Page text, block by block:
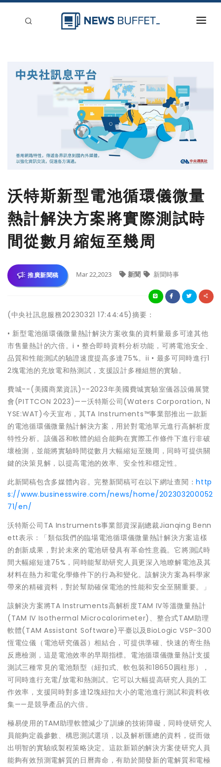
沃特斯新型電池循環儀微量
熱計解決方案將實際測試時
間從數月縮短至幾周
推廣新聞稿 Mar 22,2023 新聞 新聞時事
(中央社訊息服務20230321 17:44:45)摘要：
• 新型電池循環儀微量熱計解決方案收集的資料量最多可達其他
市售量熱計的六倍。i • 整合即時資料分析功能，可將電池安全、
品質和性能測試的驗證速度提高多達75%。ii • 最多可同時進行1
2塊電池的充放電和熱測試，支援設計多種組態的實驗。
費城--(美國商業資訊)--2023年美國費城實驗室儀器設備展覽
會(PITTCON 2023)——沃特斯公司(Waters Corporation, N
YSE:WAT)今天宣布，其TA Instruments™事業部推出一款新
的電池循環儀微量熱計解決方案，用於對電池單元進行高解析度
特性分析。該儀器和軟體的組合能夠在實際工作條件下進行非破
壞檢測，並能將實驗時間從數月大幅縮短至幾周，同時可提供關
鍵的決策見解，以提高電池的效率、安全性和穩定性。
此新聞稿包含多媒體內容。完整新聞稿可在以下網址查閱：http
s://www.businesswire.com/news/home/202303200052
71/en/
沃特斯公司TA Instruments事業部資深副總裁Jianqing Benn
ett表示：「類似我們的臨場電池循環儀微量熱計解決方案這樣
的創新成果，對於未來的電池研發具有革命性意義。它將測試時
間大幅縮短達75%，同時能幫助研究人員更深入地瞭解電池及其
材料在熱力和電化學條件下的行為和變化。該解決方案為科學家
帶來的精確資料，對於幫助確保電池的性能和安全至關重要。」
該解決方案將TA Instruments高解析度TAM IV等溫微量熱計
(TAM IV Isothermal Microcalorimeter)、整合式TAM助理
軟體(TAM Assistant Software)平臺以及BioLogic VSP-300
恆電位儀（電池研究儀器）相結合，可提供準確、快速的寄生熱
反應檢測，這是電池效率的早期指標。電池循環儀微量熱計支援
測試三種常見的電池類型（紐扣式、軟包裝和18650圓柱形），
可同時進行充電/放電和熱測試。它可以大幅提高研究人員的工
作效率，支援同時對多達12塊紐扣大小的電池進行測試和資料收
集——是競爭產品的六倍。
極易使用的TAM助理軟體減少了訓練的技術障礙，同時使研究人
員能夠定義參數、構思測試選項，以及解析匯總的資料，從而做
出明智的實驗或製程策略決定。這款新穎的解決方案使研究人員
能夠有效預測電解質的日曆壽命，有助於開發新的電解質和電極